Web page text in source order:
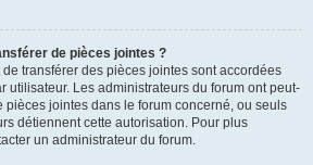
de pièces jointes ?
transférer des pièces jointes sont accordées
utilisateur. Les administrateurs du forum ont peut-
pièces jointes dans le forum concerné, ou seuls
détiennent cette autorisation. Pour plus
un administrateur du forum.